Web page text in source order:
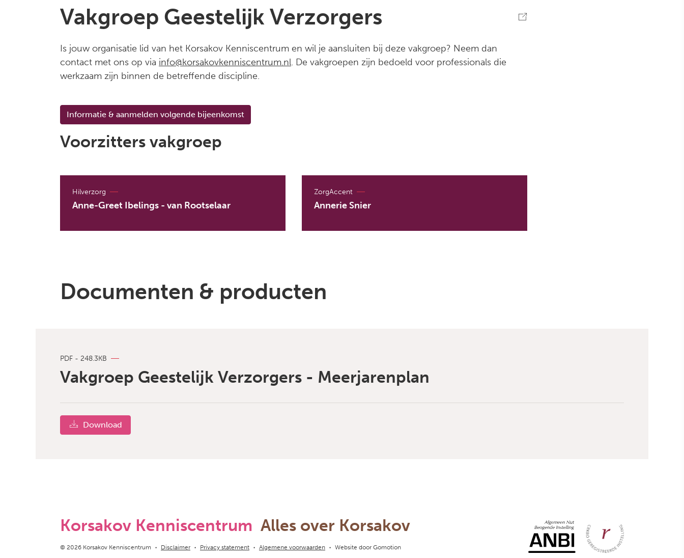
Vakgroep Geestelijk Verzorgers
Is jouw organisatie lid van het Korsakov Kenniscentrum en wil je aansluiten bij deze vakgroep? Neem dan
contact met ons op via info@korsakovkenniscentrum.nl. De vakgroepen zijn bedoeld voor professionals die
werkzaam zijn binnen de betreffende discipline.
Informatie & aanmelden volgende bijeenkomst
Voorzitters vakgroep
Hilverzorg
Anne-Greet Ibelings - van Rootselaar
ZorgAccent
Annerie Snier
Documenten & producten
PDF - 248.3KB
Vakgroep Geestelijk Verzorgers - Meerjarenplan
Download
Korsakov Kenniscentrum Alles over Korsakov
Copyright navigation
© 2026 Korsakov Kenniscentrum Disclaimer Privacy statement Algemene voorwaarden Website door Gomotion